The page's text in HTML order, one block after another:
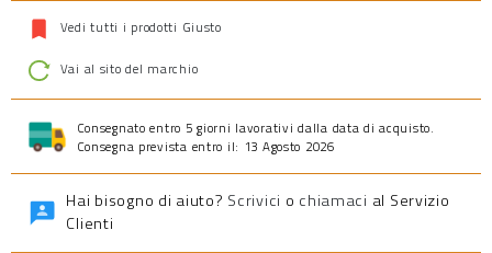
Vedi tutti i prodotti Giusto
Vai al sito del marchio
Consegnato entro 5 giorni lavorativi dalla data di acquisto.
Consegna prevista entro il: 13 Agosto 2026
Hai bisogno di aiuto? Scrivici o chiamaci al Servizio
Clienti